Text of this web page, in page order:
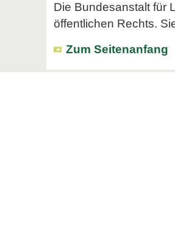
Die Bundesanstalt für
öffentlichen Rechts.
Zum Seitenanfang